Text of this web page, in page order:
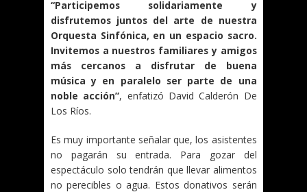
“Participemos solidariamente y
disfrutemos juntos del arte de nuestra
Orquesta Sinfónica, en un espacio sacro.
Invitemos a nuestros familiares y amigos
más cercanos a disfrutar de buena
música y en paralelo ser parte de una
noble acción”, enfatizó David Calderón De
Los Ríos.
Es muy importante señalar que, los asistentes
no pagarán su entrada. Para gozar del
espectáculo solo tendrán que llevar alimentos
no perecibles o agua. Estos donativos serán